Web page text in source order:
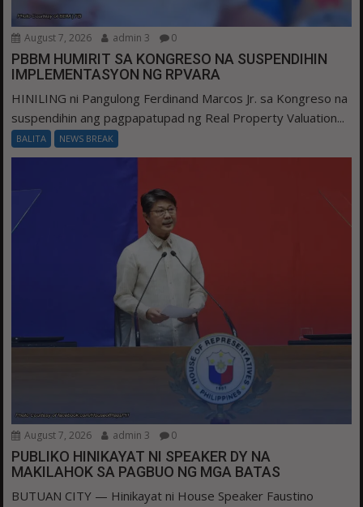
August 7, 2026 admin 3 0
PBBM HUMIRIT SA KONGRESO NA SUSPENDIHIN
IMPLEMENTASYON NG RPVARA
HINILING ni Pangulong Ferdinand Marcos Jr. sa Kongreso na
suspendihin ang pagpapatupad ng Real Property Valuation...
BALITA NEWS BREAK
August 7, 2026 admin 3 0
PUBLIKO HINIKAYAT NI SPEAKER DY NA
MAKILAHOK SA PAGBUO NG MGA BATAS
BUTUAN CITY — Hinikayat ni House Speaker Faustino